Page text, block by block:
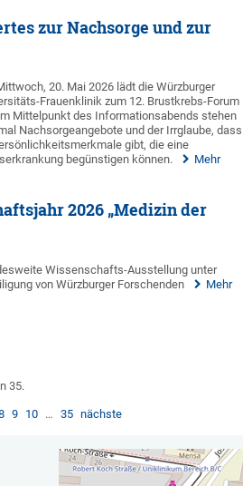
zur Nachsorge und zur
20. Mai 2026 lädt die Würzburger
Frauenklinik zum 12. Brustkrebs-Forum
Mittelpunkt des Informationsabends stehen
Nachsorgeangebote und der Irrglaube, dass
gibt, die eine
begünstigen können.
Mehr
2026 „Medizin der
Wissenschafts-Ausstellung unter
von Würzburger Forschenden
Mehr
35.
9 10 … 35 nächste